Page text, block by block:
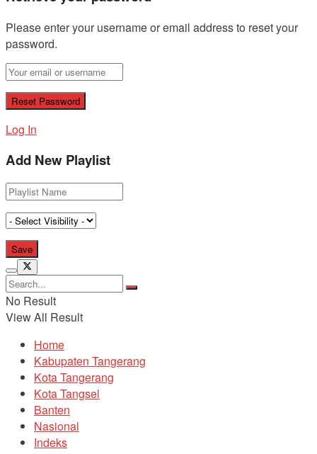
Please enter your username or email address to reset your
password.
Log In
Add New Playlist
No Result
View All Result
Home
Kabupaten Tangerang
Kota Tangerang
Kota Tangsel
Banten
Nasional
Indeks